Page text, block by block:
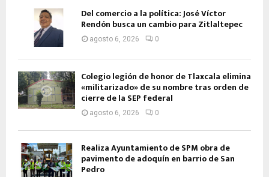
Del comercio a la política: José Víctor
Rendón busca un cambio para Zitlaltepec
agosto 6, 2026 0
Colegio legión de honor de Tlaxcala elimina
«militarizado» de su nombre tras orden de
cierre de la SEP federal
agosto 6, 2026 0
Realiza Ayuntamiento de SPM obra de
pavimento de adoquín en barrio de San
Pedro